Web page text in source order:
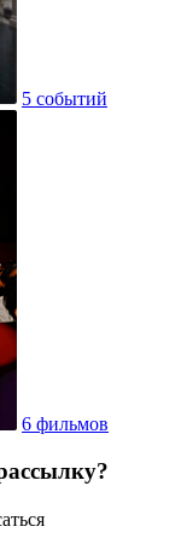
5 событий
6 фильмов